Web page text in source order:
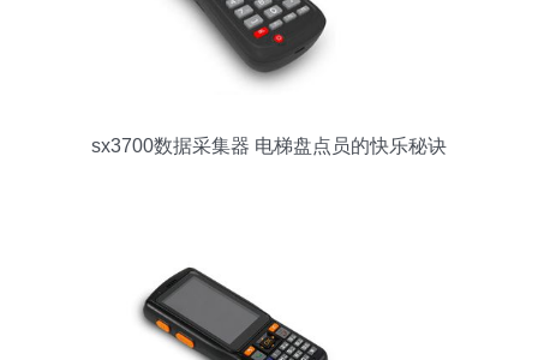
sx3700数据采集器 电梯盘点员的快乐秘诀